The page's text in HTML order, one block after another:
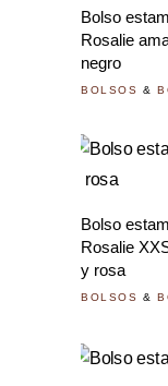
Bolso
Rosalie
negro
BOLSOS &
Bolso
Rosalie
y rosa
BOLSOS &